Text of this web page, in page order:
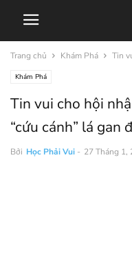
Trang chủ Khám Phá Tin
Khám Phá
Tin vui cho hội
“cứu cánh” lá gan
Bởi Học Phải Vui - 27 Tháng 1,